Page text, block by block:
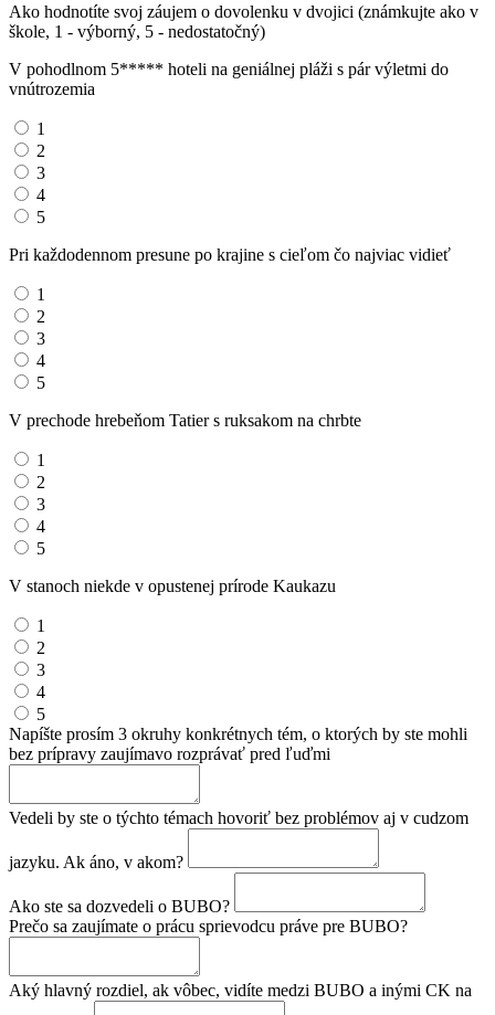
Ako hodnotíte svoj záujem o dovolenku v dvojici (známkujte ako v
škole, 1 - výborný, 5 - nedostatočný)
V pohodlnom 5***** hoteli na geniálnej pláži s pár výletmi do
vnútrozemia
1
2
3
4
5
Pri každodennom presune po krajine s cieľom čo najviac vidieť
1
2
3
4
5
V prechode hrebeňom Tatier s ruksakom na chrbte
1
2
3
4
5
V stanoch niekde v opustenej prírode Kaukazu
1
2
3
4
5
Napíšte prosím 3 okruhy konkrétnych tém, o ktorých by ste mohli
bez prípravy zaujímavo rozprávať pred ľuďmi
Vedeli by ste o týchto témach hovoriť bez problémov aj v cudzom
jazyku. Ak áno, v akom?
Ako ste sa dozvedeli o BUBO?
Prečo sa zaujímate o prácu sprievodcu práve pre BUBO?
Aký hlavný rozdiel, ak vôbec, vidíte medzi BUBO a inými CK na